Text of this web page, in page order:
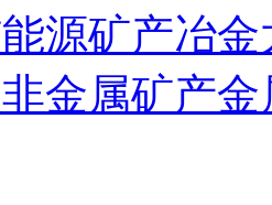
源矿产冶金
非金属矿产金